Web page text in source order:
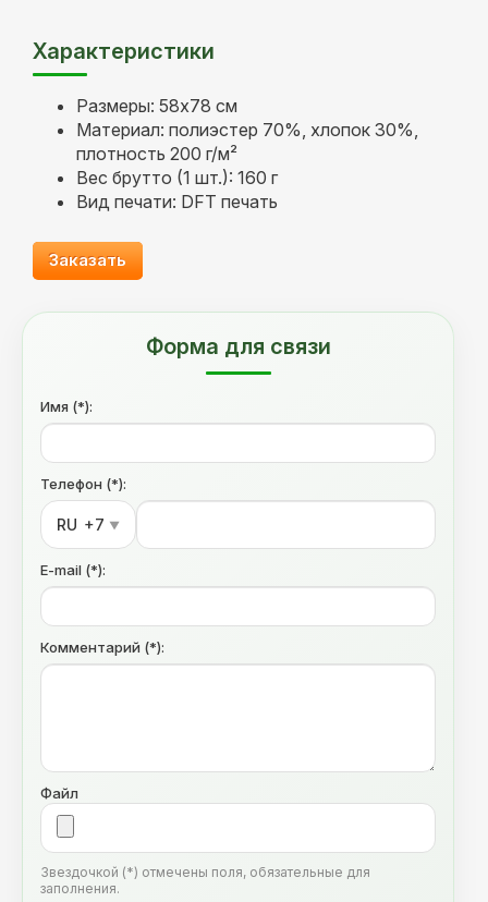
Характеристики
Размеры: 58х78 см
Материал: полиэстер 70%, хлопок 30%,
плотность 200 г/м²
Вес брутто (1 шт.): 160 г
Вид печати: DFT печать
Заказать
Форма для связи
Имя (*):
Телефон (*):
RU +7 ▼
E-mail (*):
Комментарий (*):
Файл
Звездочкой (*) отмечены поля, обязательные для
заполнения.